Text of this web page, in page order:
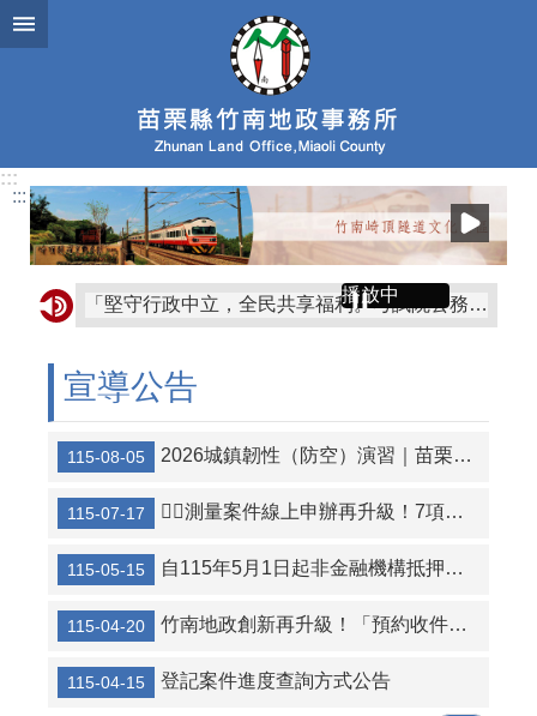
跳到主要內容區塊
:::
:::
播放中 「堅守行政中立，全民共享福利。考試院公務人員保障暨培訓委員會提醒您。」
宣導公告
115-08-05 2026城鎮韌性（防空）演習｜苗栗縣行動網路降速演練
115-07-17 💁‍♀️測量案件線上申辦再升級！7項測量業務開放網路申請👏
115-05-15 自115年5月1日起非金融機構抵押權設定登記及其連件案件不提供跨縣市代收代寄服務
115-04-20 竹南地政創新再升級！「預約收件專櫃」正式上線，中午不打烊服務讓民眾免排隊更省時
115-04-15 登記案件進度查詢方式公告